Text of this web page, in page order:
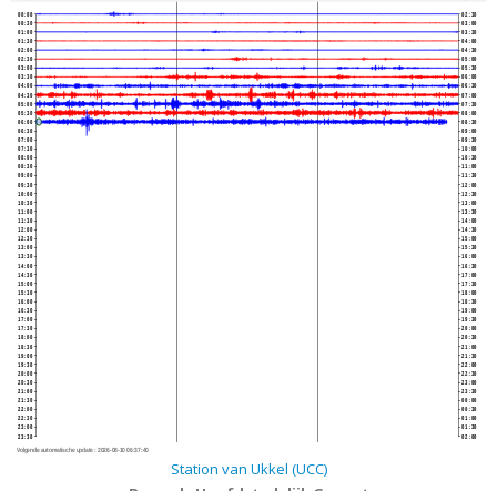
00:00
00:30
01:00
01:30
02:00
02:30
03:00
03:30
04:00
04:30
05:00
05:30
06:00
06:30
07:00
07:30
08:00
08:30
09:00
09:30
10:00
10:30
11:00
11:30
12:00
12:30
13:00
13:30
14:00
14:30
15:00
15:30
16:00
16:30
17:00
17:30
18:00
18:30
19:00
19:30
20:00
20:30
21:00
21:30
22:00
22:30
23:00
23:30
02:30
03:00
03:30
04:00
04:30
05:00
05:30
06:00
06:30
07:00
07:30
08:00
08:30
09:00
09:30
10:00
10:30
11:00
11:30
12:00
12:30
13:00
13:30
14:00
14:30
15:00
15:30
16:00
16:30
17:00
17:30
18:00
18:30
19:00
19:30
20:00
20:30
21:00
21:30
22:00
22:30
23:00
23:30
00:00
00:30
01:00
01:30
02:00
Volgende automatische update : 2026-08-10 06:37:40
Station van Ukkel (UCC)